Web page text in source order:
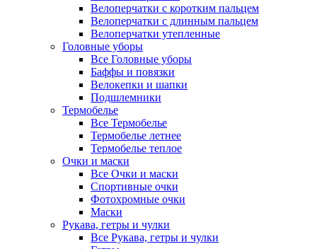
Велоперчатки с коротким пальцем
Велоперчатки с длинным пальцем
Велоперчатки утепленные
Головные уборы
Все Головные уборы
Баффы и повязки
Велокепки и шапки
Подшлемники
Термобелье
Все Термобелье
Термобелье летнее
Термобелье теплое
Очки и маски
Все Очки и маски
Спортивные очки
Фотохромные очки
Маски
Рукава, гетры и чулки
Все Рукава, гетры и чулки